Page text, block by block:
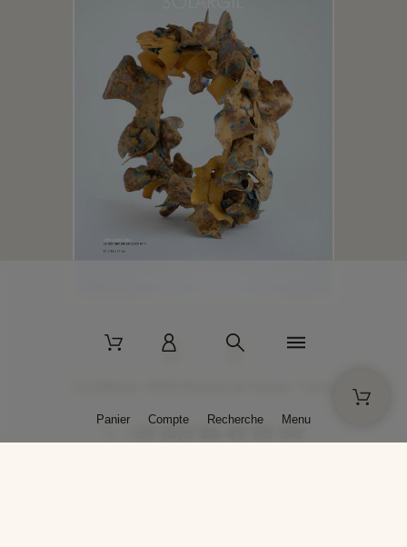
+33 (0)3 86 45 50 00
Panier Compte Recherche Menu